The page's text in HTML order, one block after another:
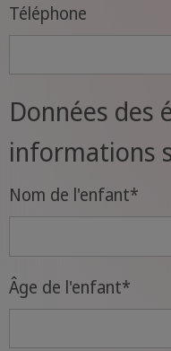
Téléphone
Données des
informations
Nom de l'enfant*
Âge de l'enfant*